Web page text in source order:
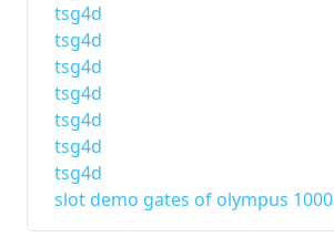
tsg4d
tsg4d
tsg4d
tsg4d
tsg4d
tsg4d
tsg4d
slot demo gates of olympus 1000